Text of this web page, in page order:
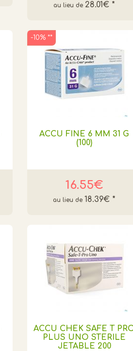
28.01€ *
ACCU FINE 6 MM 31 G
(100)
16.55€
18.39€ *
-10% **
ACCU CHEK SAFE T
PLUS UNO STERILE
JETABLE 200